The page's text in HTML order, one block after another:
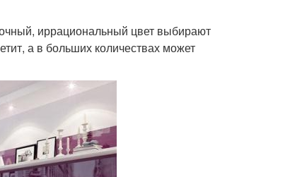
иррациональный цвет выбирают
а в больших количествах может